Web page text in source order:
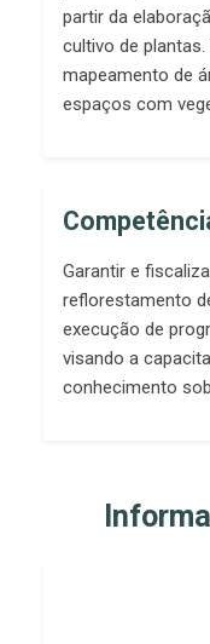
partir da
cultivo de
mapeamento de
espaços com
Garantir e
reflorestamento
execução de
visando a
conhecimento